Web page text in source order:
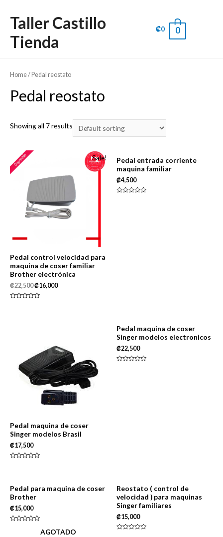
Taller Castillo
Tienda
₡0 0
Home/ Pedal reostato
Pedal reostato
Showing all 7 results
Sale!
Pedal control velocidad para
maquina de coser familiar
Brother electrónica
₡22,500₡16,000
Pedal entrada corriente
maquina familiar
₡4,500
Pedal maquina de coser
Singer modelos Brasil
₡17,500
5
Pedal maquina de coser
Singer modelos electronicos
₡22,500
Pedal para maquina de coser
Brother
₡15,000
Reostato ( control de
velocidad ) para maquinas
Singer familiares
₡15,000
AGOTADO